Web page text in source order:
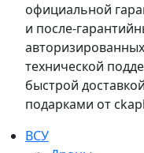
официальной
и после-
технической
быстрой
подарками от
ВСУ